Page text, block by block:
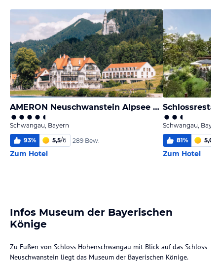
AMERON Neuschwanstein Alpsee Resort & Spa
Schwangau, Bayern
93% 5,5/6 289 Bew.
Zum Hotel
Schwangau,
81% 5,0
Zum Hotel
Infos Museum der Bayerischen
Könige
Zu Füßen von Schloss Hohenschwangau mit Blick auf das Schloss
Neuschwanstein liegt das Museum der Bayerischen Könige.